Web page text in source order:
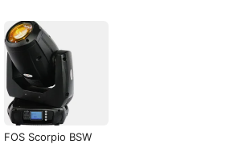
FOS Scorpio BSW